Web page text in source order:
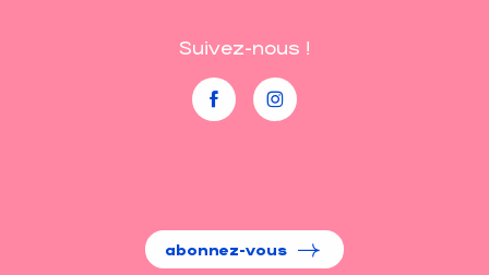
Suivez-nous !
abonnez-vous